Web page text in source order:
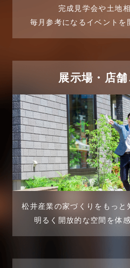
完成見学会や土地
毎月参考になるイベントを
展示場・店
松井産業の家づくりをもっと
明るく開放的な空間を体